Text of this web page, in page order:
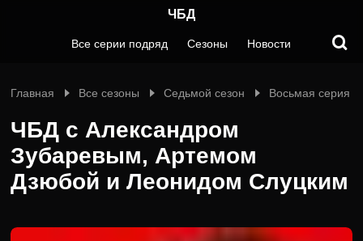
ЧБД
Все серии подряд Сезоны Новости
Главная Все сезоны Седьмой сезон Восьмая серия
ЧБД с Александром
Зубаревым, Артемом
Дзюбой и Леонидом Слуцким